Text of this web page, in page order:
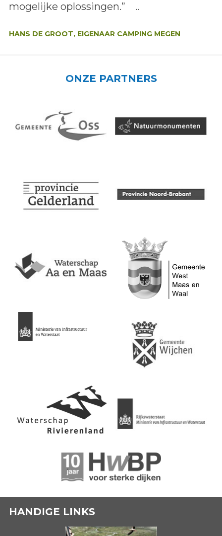
mogelijke oplossingen.” ..
HANS DE GROOT, EIGENAAR CAMPING MEGEN
ONZE PARTNERS
HANDIGE LINKS